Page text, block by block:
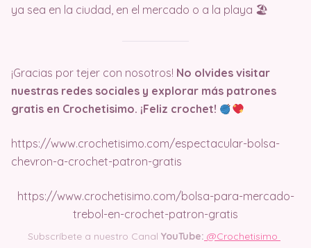
ya sea en la ciudad, en el mercado o a la playa 🏖
¡Gracias por tejer con nosotros! No olvides visitar
nuestras redes sociales y explorar más patrones
gratis en Crochetisimo. ¡Feliz crochet!
https://www.crochetisimo.com/espectacular-bolsa-
chevron-a-crochet-patron-gratis
https://www.crochetisimo.com/bolsa-para-mercado-
trebol-en-crochet-patron-gratis
Subscríbete a nuestro Canal YouTube: @Crochetisimo